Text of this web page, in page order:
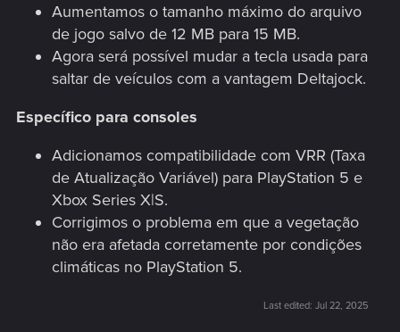
Aumentamos o tamanho máximo do arquivo
de jogo salvo de 12 MB para 15 MB.
Agora será possível mudar a tecla usada para
saltar de veículos com a vantagem Deltajock.
Específico para consoles
Adicionamos compatibilidade com VRR (Taxa
de Atualização Variável) para PlayStation 5 e
Xbox Series X|S.
Corrigimos o problema em que a vegetação
não era afetada corretamente por condições
climáticas no PlayStation 5.
Last edited: Jul 22, 2025